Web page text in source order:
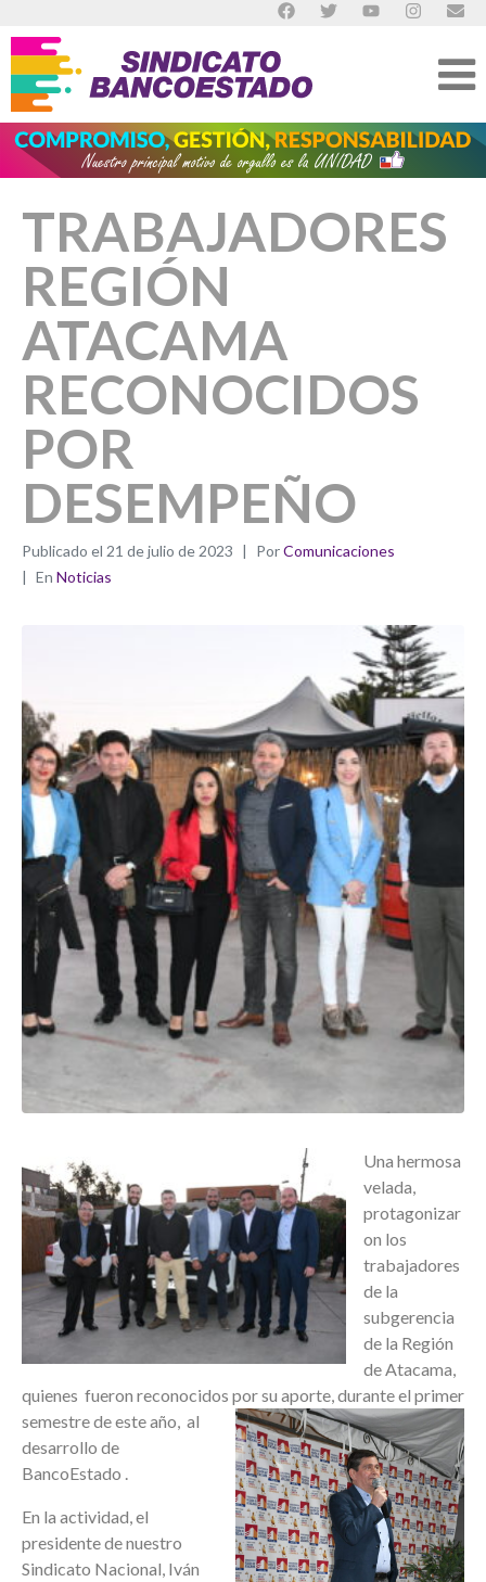
TRABAJADORES
REGIÓN
ATACAMA
RECONOCIDOS
POR
DESEMPEÑO
Publicado el 21 de julio de 2023 PorComunicaciones
En Noticias
Una hermosa
velada,
protagonizar
on los
trabajadores
de la
subgerencia
de la Región
de Atacama,
quienes fueron reconocidos por su aporte, durante el primer
semestre de este año, al
desarrollo de
BancoEstado .
En la actividad, el
presidente de nuestro
Sindicato Nacional, Iván